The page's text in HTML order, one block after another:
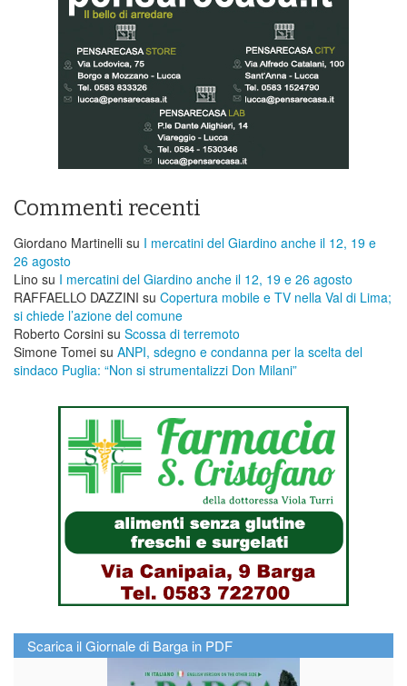
Commenti recenti
Giordano Martinelli su I mercatini del Giardino anche il 12, 19 e
26 agosto
Lino su I mercatini del Giardino anche il 12, 19 e 26 agosto
RAFFAELLO DAZZINI su ​Copertura mobile e TV nella Val di Lima;
si chiede l’azione del comune
Roberto Corsini su Scossa di terremoto
Simone Tomei su ANPI, sdegno e condanna per la scelta del
sindaco Puglia: “Non si strumentalizzi Don Milani”
Scarica il Giornale di Barga in PDF